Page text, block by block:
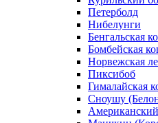
Петерболд
Нибелунги
Бенгальская
Бомбейская
Норвежская
Пиксибоб
Гималайская
Сноушу